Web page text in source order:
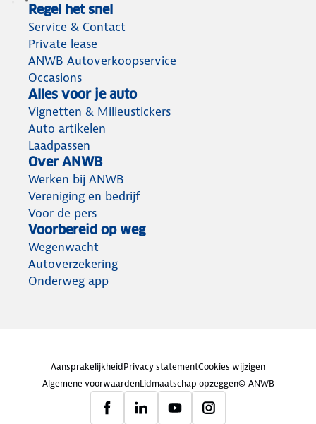
Regel het snel
Service & Contact
Private lease
ANWB Autoverkoopservice
Occasions
Alles voor je auto
Vignetten & Milieustickers
Auto artikelen
Laadpassen
Over ANWB
Werken bij ANWB
Vereniging en bedrijf
Voor de pers
Voorbereid op weg
Wegenwacht
Autoverzekering
Onderweg app
AansprakelijkheidPrivacy statementCookies wijzigen
Algemene voorwaardenLidmaatschap opzeggen© ANWB